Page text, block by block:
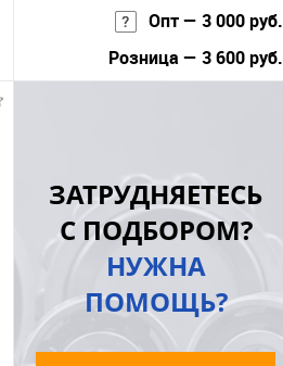
Опт — 3 000 руб.
Розница — 3 600 руб.
Купить в 1 клик
В избранное
Под заказ
ЗАТРУДНЯЕТЕСЬ
С ПОДБОРОМ?
НУЖНА
ПОМОЩЬ?